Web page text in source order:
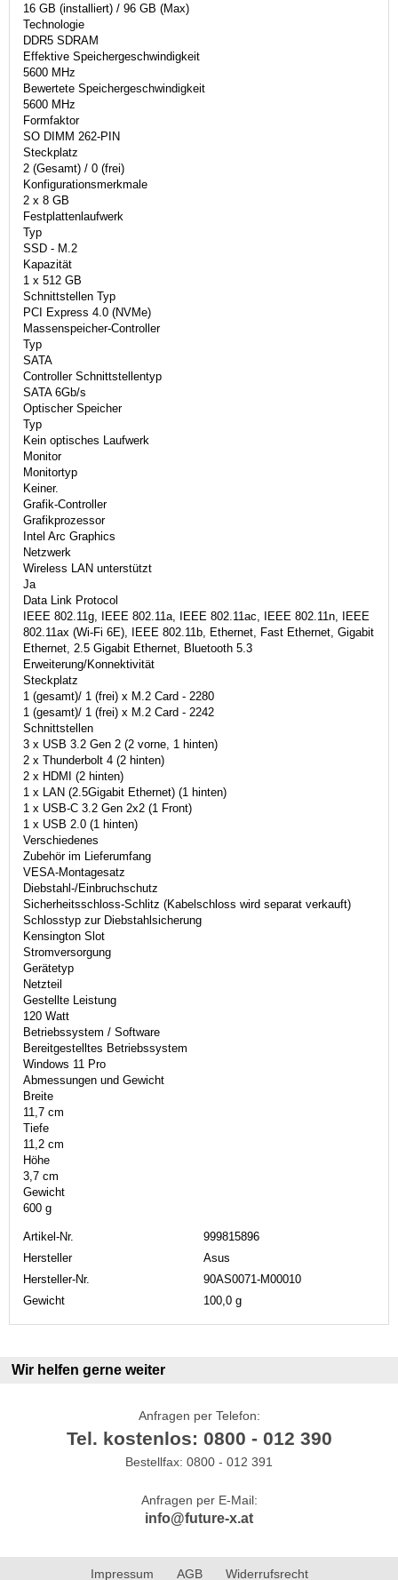
16 GB (installiert) / 96 GB (Max)
Technologie
DDR5 SDRAM
Effektive Speichergeschwindigkeit
5600 MHz
Bewertete Speichergeschwindigkeit
5600 MHz
Formfaktor
SO DIMM 262-PIN
Steckplatz
2 (Gesamt) / 0 (frei)
Konfigurationsmerkmale
2 x 8 GB
Festplattenlaufwerk
Typ
SSD - M.2
Kapazität
1 x 512 GB
Schnittstellen Typ
PCI Express 4.0 (NVMe)
Massenspeicher-Controller
Typ
SATA
Controller Schnittstellentyp
SATA 6Gb/s
Optischer Speicher
Typ
Kein optisches Laufwerk
Monitor
Monitortyp
Keiner.
Grafik-Controller
Grafikprozessor
Intel Arc Graphics
Netzwerk
Wireless LAN unterstützt
Ja
Data Link Protocol
IEEE 802.11g, IEEE 802.11a, IEEE 802.11ac, IEEE 802.11n, IEEE
802.11ax (Wi-Fi 6E), IEEE 802.11b, Ethernet, Fast Ethernet, Gigabit
Ethernet, 2.5 Gigabit Ethernet, Bluetooth 5.3
Erweiterung/Konnektivität
Steckplatz
1 (gesamt)/ 1 (frei) x M.2 Card - 2280
1 (gesamt)/ 1 (frei) x M.2 Card - 2242
Schnittstellen
3 x USB 3.2 Gen 2 (2 vorne, 1 hinten)
2 x Thunderbolt 4 (2 hinten)
2 x HDMI (2 hinten)
1 x LAN (2.5Gigabit Ethernet) (1 hinten)
1 x USB-C 3.2 Gen 2x2 (1 Front)
1 x USB 2.0 (1 hinten)
Verschiedenes
Zubehör im Lieferumfang
VESA-Montagesatz
Diebstahl-/Einbruchschutz
Sicherheitsschloss-Schlitz (Kabelschloss wird separat verkauft)
Schlosstyp zur Diebstahlsicherung
Kensington Slot
Stromversorgung
Gerätetyp
Netzteil
Gestellte Leistung
120 Watt
Betriebssystem / Software
Bereitgestelltes Betriebssystem
Windows 11 Pro
Abmessungen und Gewicht
Breite
11,7 cm
Tiefe
11,2 cm
Höhe
3,7 cm
Gewicht
600 g
Artikel-Nr.
999815896
Hersteller
Asus
Hersteller-Nr.
90AS0071-M00010
Gewicht
100,0 g
Wir helfen gerne weiter
Anfragen per Telefon:
Tel. kostenlos: 0800 - 012 390
Bestellfax: 0800 - 012 391
Anfragen per E-Mail:
info@future-x.at
Impressum AGB Widerrufsrecht